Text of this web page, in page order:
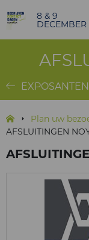
8 & 9
DECEMBER
Plan uw
AFSLUITINGEN